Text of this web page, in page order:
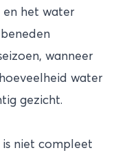
en het water
wanneer
water
gezicht.
is niet compleet